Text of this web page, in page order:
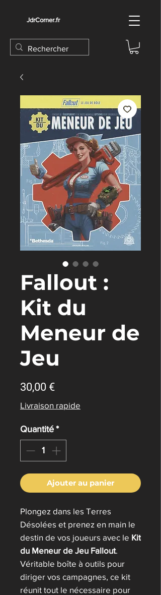
JdrCorner.fr
Fallout :
Kit du
Meneur de
Jeu
30,00 €Prix
Livraison rapide
Quantité *
Ajouter au panier
Plongez dans les Terres
Désolées et prenez en main le
destin de vos joueurs avec le Kit
du Meneur de Jeu Fallout.
Véritable boîte à outils pour
diriger vos campagnes, ce kit
réunit tout le nécessaire pour